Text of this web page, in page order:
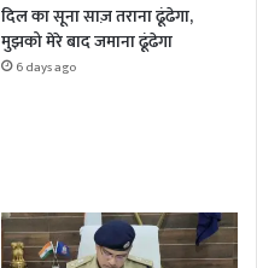
दिल का सूना साज़ तराना ढूंढेगा,
मुझको मेरे बाद जमाना ढूंढेगा
6 days ago